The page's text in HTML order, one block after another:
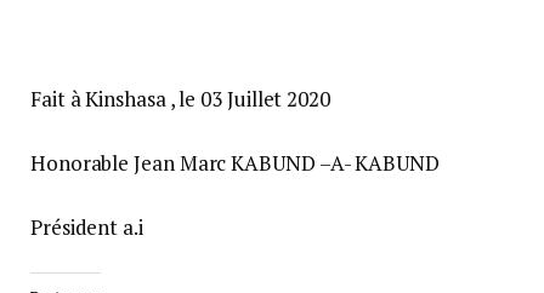
Fait à Kinshasa , le 03 Juillet 2020
Honorable Jean Marc KABUND –A- KABUND
Président a.i